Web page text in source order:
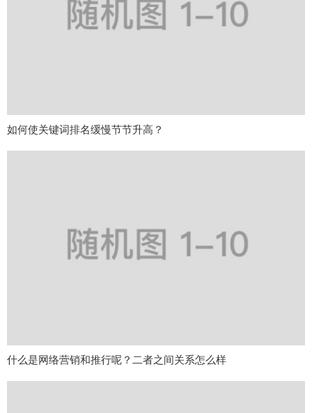
如何使关键词排名缓慢节节升高？
什么是网络营销和推行呢？二者之间关系怎么样